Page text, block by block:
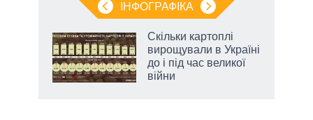
ІНФОГРАФІКА
Скільки картоплі
вирощували в Україні
до і під час великої
війни